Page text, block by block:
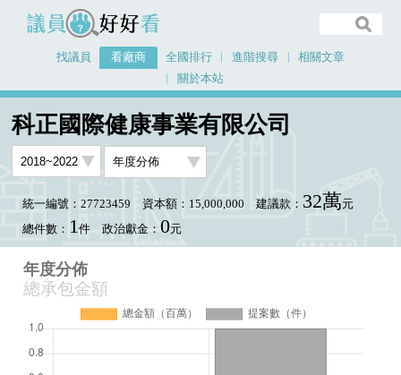
議員好好看
找議員 看廠商 全國排行 進階搜尋
相關文章
關於本站
科正國際健康事業有限公司
統一編號：27723459 資本額：15,000,000 建議款： 32萬元
總件數： 1件 政治獻金： 0元
年度分佈
總承包金額